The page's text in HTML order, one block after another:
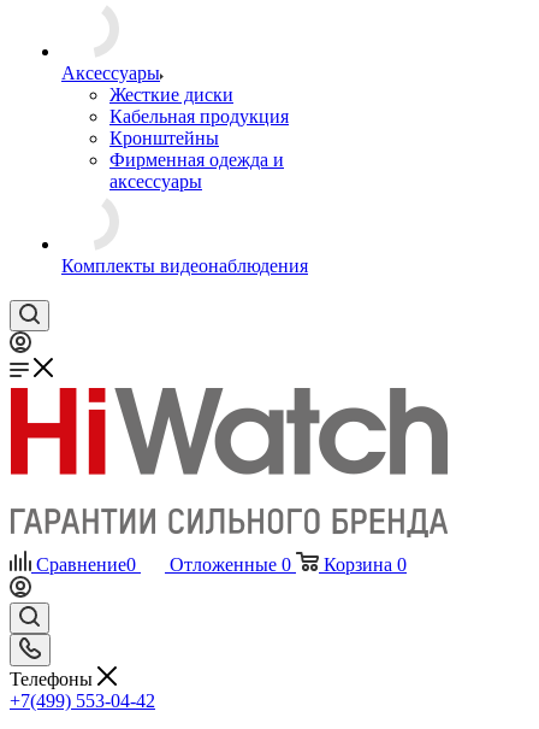
Аксессуары
Жесткие диски
Кабельная продукция
Кронштейны
Фирменная одежда и
аксессуары
Комплекты видеонаблюдения
Сравнение0 Отложенные 0 Корзина 0
Телефоны
+7(499) 553-04-42